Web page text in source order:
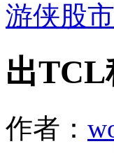
游侠股市
出TCL
作者：